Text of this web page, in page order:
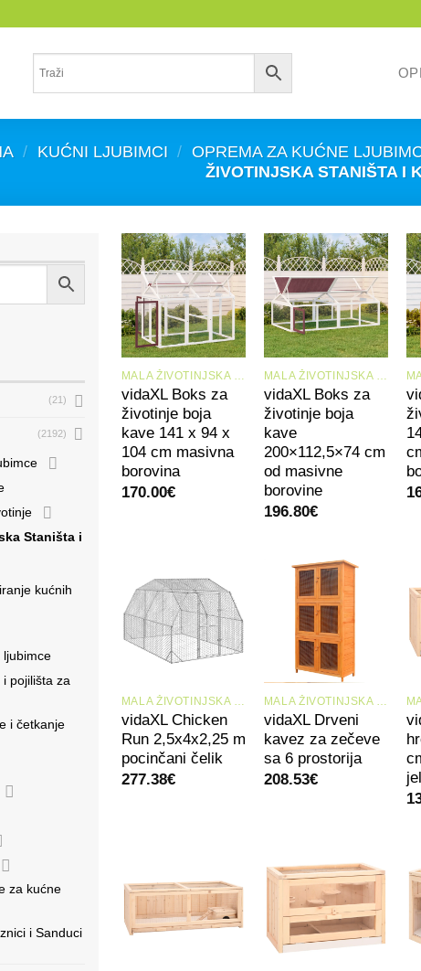
/ KUĆNI LJUBIMCI / OPREMA ZA KUĆNE
ŽIVOTINJSKA STANIŠTA I
(21)
(2192)
Staništa i
kućnih
ljubimce
pojilišta za
i četkanje
za kućne
i Sanduci
+
MALA ŽIVOTINJSKA STANIŠTA I KAVEZI
vidaXL Boks za
životinje boja
kave 141 x 94 x
104 cm masivna
borovina
170.00€
+
MALA ŽIVOTINJSKA STANIŠTA I KAVEZI
vidaXL Boks za
životinje boja
kave
200×112,5×74 cm
od masivne
borovine
196.80€
MALA ŽIVOTINJSKA STANIŠTA I KAVEZI
vidaXL Chicken
Run 2,5x4x2,25 m
pocinčani čelik
277.38€
MALA ŽIVOTINJSKA STANIŠTA I KAVEZI
vidaXL Drveni
kavez za zečeve
sa 6 prostorija
208.53€
+